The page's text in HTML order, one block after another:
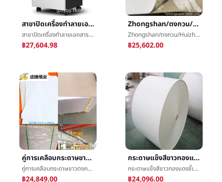
สาขาปิดเครื่องทำลายเอกสารโล่G-3250ขนาดใหญ่ยาวระหว่างเกรดอุตสาหกรรมเครื่องบด40Lความจุสำนักงานเชิงพาณิชย์
สาขาปิดเครื่องทำลายเอกสารโล่G-3250ขนาดใหญ่ยาวระหว่างเกรดอุตสาหกรรมเครื่องบด40Lความจุสำนักงานเชิงพาณิชย์
฿27,604.98
Zhongshan/ตงกวน/Huizhouโดยตรง450G500Gนำเข้าผงสีเทาï¼ตุ่มผงสีเทาï¼ไม่ถ่ายภาพต่อเนื่องเส้นผงสีเทากระดาษ
Zhongshan/ตงกวน/Huizhouโดยตรง450G500Gนำเข้าผงสีเทาï¼ตุ่มผงสีเทาï¼ไม่ถ่ายภาพต่อเนื่องเส้นผงสีเทากระดาษ
฿25,602.00
คู่การเคลือบกระดาษขาวตงกวนโรงงาน250G-500Gï¼เก้ามังกร/นำเข้าขาวกระดาษขาว300G-450
คู่การเคลือบกระดาษขาวตงกวนโรงงาน250G-500Gï¼เก้ามังกร/นำเข้าขาวกระดาษขาว300G-450
฿24,849.00
กระดาษแข็งสีขาวทองแดงขี้เถ้าปลายกระดาษขาวทุกชนิดความหนากระดาษขายส่งสีดำการจราจรติดขัดบูติกกล่องแท็กกระดาษเคว้ง
กระดาษแข็งสีขาวทองแดงขี้เถ้าปลายกระดาษขาวทุกชนิดความหนากระดาษขายส่งสีดำการจราจรติดขัดบูติกกล่องแท็กกระดาษเคว้ง
฿24,096.00